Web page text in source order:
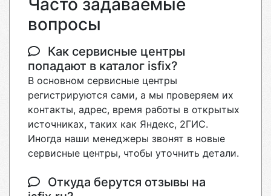
Часто задаваемые
вопросы
Как сервисные центры
попадают в каталог isfix?
В основном сервисные центры
регистрируются сами, а мы проверяем их
контакты, адрес, время работы в открытых
источниках, таких как Яндекс, 2ГИС.
Иногда наши менеджеры звонят в новые
сервисные центры, чтобы уточнить детали.
Откуда берутся отзывы на